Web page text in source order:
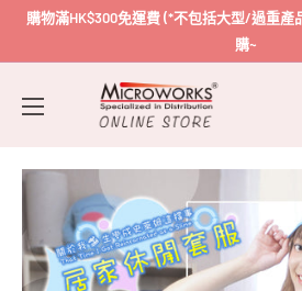
購物滿HK$300免運費 (*不包括大型/過重產
購~
Microworks
Online